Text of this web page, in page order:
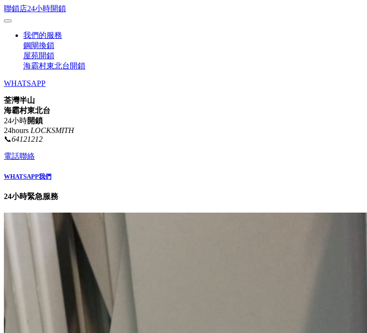
聯鎖店24小時開鎖
我們的服務
鋼閘換鎖
屋苑開鎖
海霸村東北台開鎖
WHATSAPP
荃灣半山
海霸村東北台
24小時開鎖
24hours LOCKSMITH
📞64121212
電話聯絡
WHATSAPP我們
24小時緊急服務